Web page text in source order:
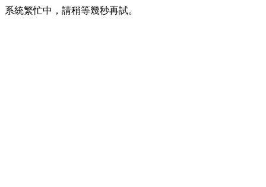
系統繁忙中，請稍等幾秒再試。